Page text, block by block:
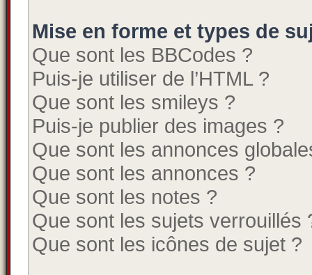
Mise en forme et types de
Que sont les BBCodes ?
Puis-je utiliser de l’HTML ?
Que sont les smileys ?
Puis-je publier des images ?
Que sont les annonces
Que sont les annonces ?
Que sont les notes ?
Que sont les sujets verrouillés
Que sont les icônes de sujet ?